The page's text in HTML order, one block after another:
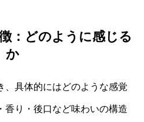
：どのように感じる
か
、具体的にはどのような感覚
香り・後口など味わいの構造